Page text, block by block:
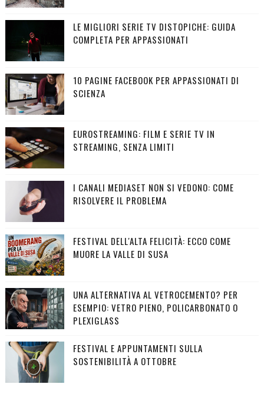
LE MIGLIORI SERIE TV DISTOPICHE: GUIDA
COMPLETA PER APPASSIONATI
10 PAGINE FACEBOOK PER APPASSIONATI DI
SCIENZA
EUROSTREAMING: FILM E SERIE TV IN
STREAMING, SENZA LIMITI
I CANALI MEDIASET NON SI VEDONO: COME
RISOLVERE IL PROBLEMA
FESTIVAL DELL'ALTA FELICITÀ: ECCO COME
MUORE LA VALLE DI SUSA
UNA ALTERNATIVA AL VETROCEMENTO? PER
ESEMPIO: VETRO PIENO, POLICARBONATO O
PLEXIGLASS
FESTIVAL E APPUNTAMENTI SULLA
SOSTENIBILITÀ A OTTOBRE